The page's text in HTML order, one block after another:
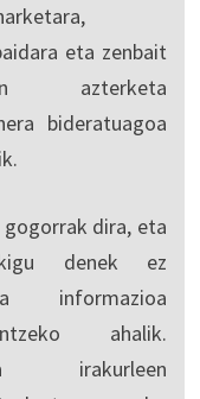
eta zenbait
azterketa
bideratuagoa
gogorrak dira, eta
denek ez
informazioa
ahalik.
irakurleen